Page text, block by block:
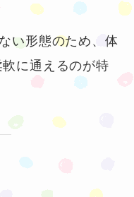
い形態のため、体
に通えるのが特